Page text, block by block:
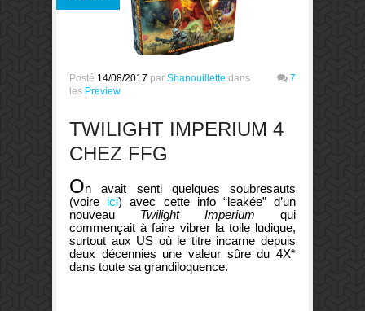
Posté 14/08/2017 par Shanouillette dans
les Preview
7
TWILIGHT IMPERIUM 4
CHEZ FFG
On avait senti quelques soubresauts
(voire ici) avec cette info “leakée” d’un
nouveau Twilight Imperium qui
commençait à faire vibrer la toile ludique,
surtout aux US où le titre incarne depuis
deux décennies une valeur sûre du 4X*
dans toute sa grandiloquence.